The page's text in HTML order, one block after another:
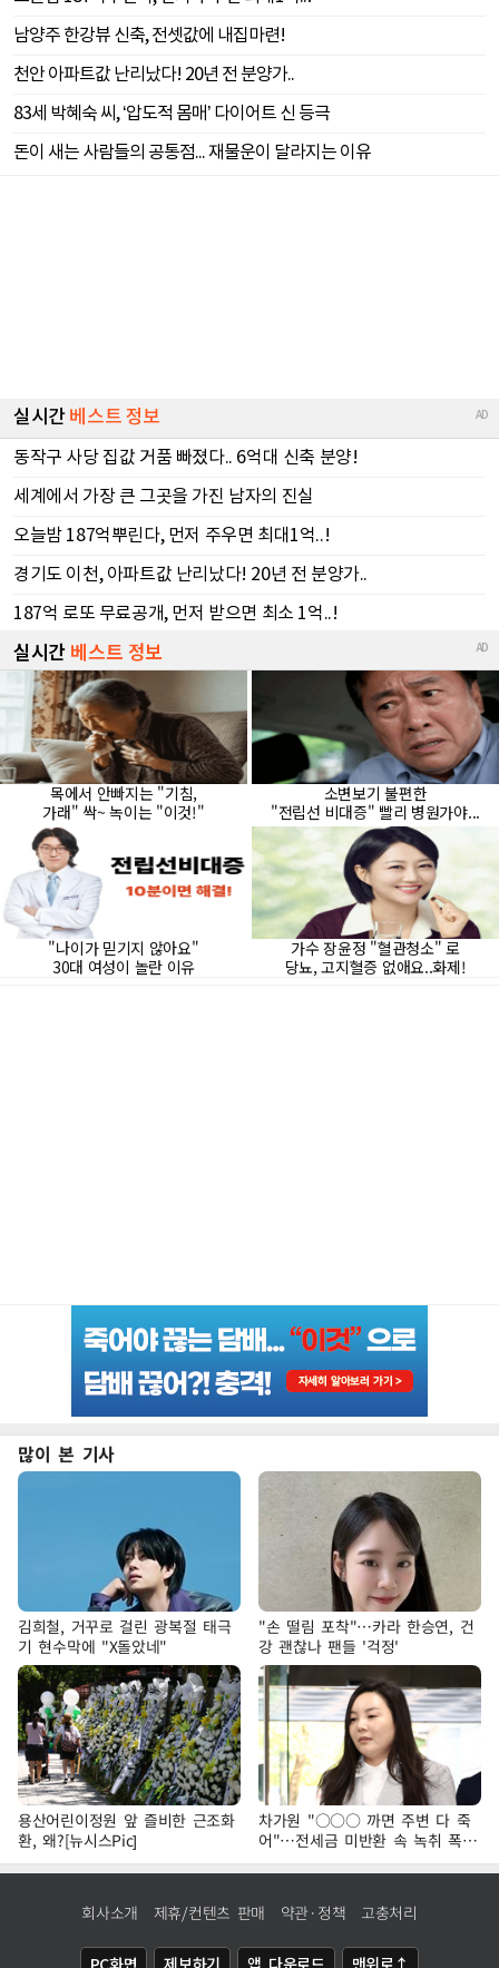
많이 본 기사
김희철, 거꾸로 걸린 광복절 태극
기 현수막에 "X돌았네"
"손 떨림 포착"…카라 한승연, 건
강 괜찮나 팬들 '걱정'
용산어린이정원 앞 즐비한 근조화
환, 왜?[뉴시스Pic]
차가원 "○○○ 까면 주변 다 죽
어"…전세금 미반환 속 녹취 폭로
파장
회사소개 제휴/컨텐츠 판매 약관·정책 고충처리
PC화면 제보하기 앱 다운로드 맨위로↑